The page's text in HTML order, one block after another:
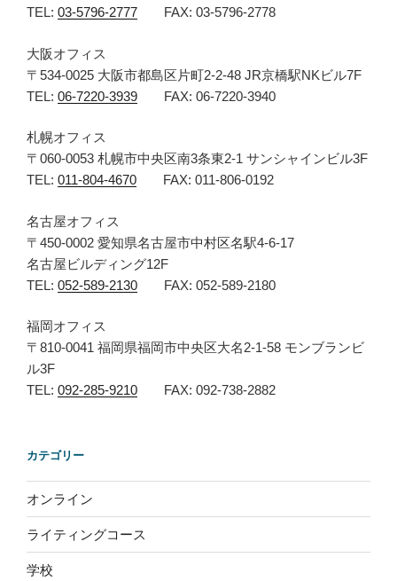
TEL: 03-5796-2777 FAX: 03-5796-2778
大阪オフィス
〒534-0025 大阪市都島区片町2-2-48 JR京橋駅NKビル7F
TEL: 06-7220-3939 FAX: 06-7220-3940
札幌オフィス
〒060-0053 札幌市中央区南3条東2-1 サンシャインビル3F
TEL: 011-804-4670 FAX: 011-806-0192
名古屋オフィス
〒450-0002 愛知県名古屋市中村区名駅4-6-17
名古屋ビルディング12F
TEL: 052-589-2130 FAX: 052-589-2180
福岡オフィス
〒810-0041 福岡県福岡市中央区大名2-1-58 モンブランビ
ル3F
TEL: 092-285-9210 FAX: 092-738-2882
カテゴリー
オンライン
ライティングコース
学校